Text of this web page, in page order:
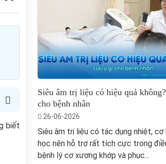
biết
Siêu âm trị liệu có hiệu quả
cho bệnh nhân
26-06-2026
Siêu âm trị liệu có tác dụng nhiệt, cơ
học nên hỗ trợ rất tích cực trong
bệnh lý cơ xương khớp và phục...